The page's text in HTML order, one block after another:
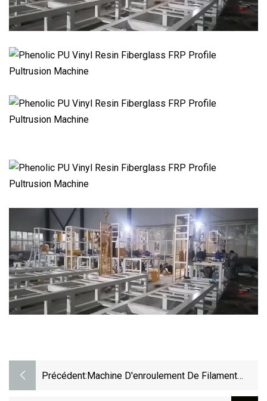
Précédent:Machine D'enroulement De Filament